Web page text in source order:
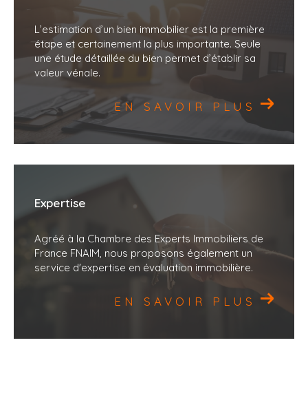
agence située Impasse des Lauriers Roses,
Espace Briargues, 30700 Saint-Siffret, ou
contactez-nous au 06 29 25 06 09.
N’hésitez pas à nous solliciter, nous serons ravis
de vous accompagner dans la réalisation de vos
projets immobiliers.
L’estimation d’un bien immobilier est la première
étape et certainement la plus importante. Seule
une étude détaillée du bien permet d’établir sa
valeur vénale.
EN SAVOIR PLUS
Expertise
Agréé à la Chambre des Experts Immobiliers de
France FNAIM, nous proposons également un
service d'expertise en évaluation immobilière.
EN SAVOIR PLUS